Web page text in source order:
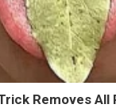
Removes All